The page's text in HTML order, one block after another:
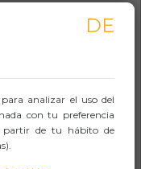
DE
analizar el uso del
con tu preferencia
partir de tu hábito de